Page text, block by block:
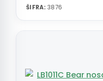
ŠIFRA: 3876